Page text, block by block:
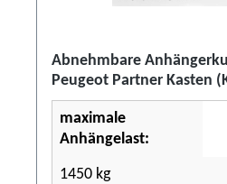
Abnehmbare
Peugeot Partner Kasten
maximale
Anhängelast:
1450 kg